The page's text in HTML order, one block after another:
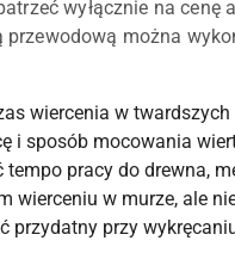
wyłącznie na
można
wiercenia w twardszych
i sposób mocowania
pracy do drewna,
wierceniu w murze, ale
przydatny przy